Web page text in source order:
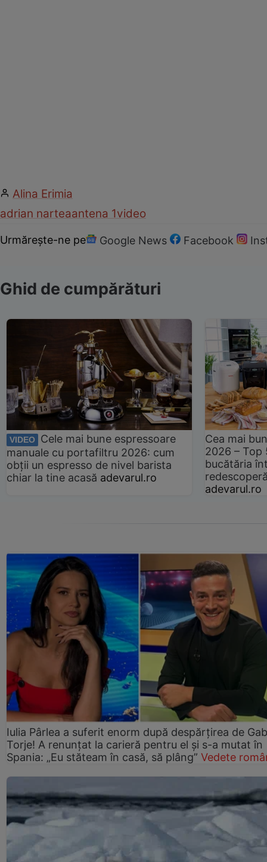
Alina Erimia
adrian narteaantena 1video
Urmărește-ne pe Google News Facebook
Ghid de cumpărături
VIDEO
Cele mai bune espressoare
manuale cu portafiltru 2026: cum
obții un espresso de nivel barista
chiar la tine acasă adevarul.ro
Cea mai
2026 –
bucătăria
adevarul.ro
Iulia Pârlea a suferit enorm după despărțirea de
Torje! A renunțat la carieră pentru el și s-a mutat în
Spania: „Eu stăteam în casă, să plâng” Vedete